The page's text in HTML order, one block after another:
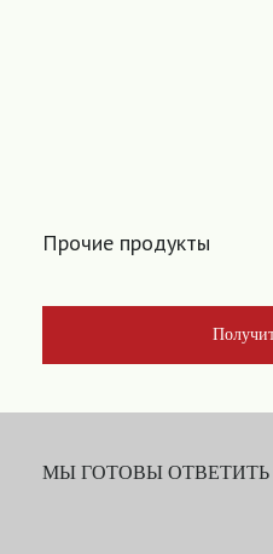
Прочие продукты
МЫ ГОТОВЫ